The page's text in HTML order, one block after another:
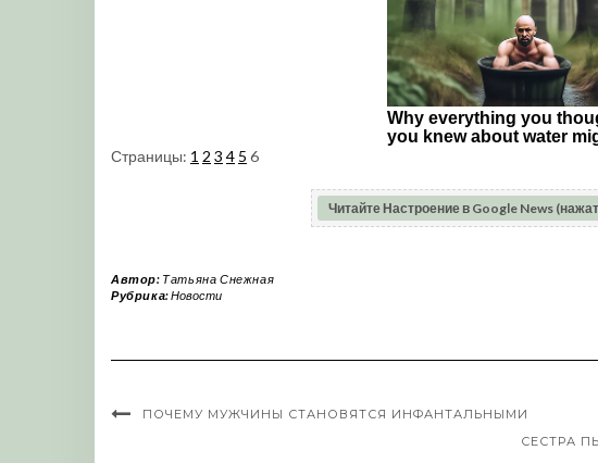
Страницы: 1 2 3 4 5 6
Читайте Настроение в Google News
Автор: Татьяна Снежная
Рубрика:Новости
ПОЧЕМУ МУЖЧИНЫ СТАНОВЯТСЯ ИНФАНТАЛЬНЫМИ
СЕСТРА